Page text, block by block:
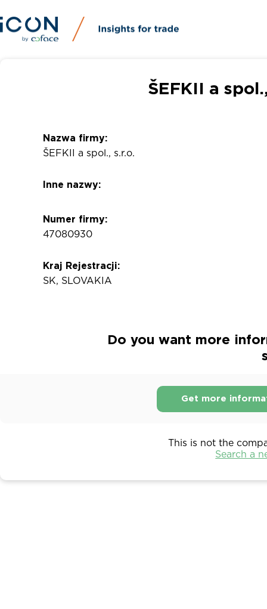
ŠEFKII a
Nazwa firmy:
ŠEFKII a spol., s.r.o.
Inne nazwy:
Numer firmy:
47080930
Kraj Rejestracji:
SK, SLOVAKIA
Do you want more
Get more
This is not the
Search a